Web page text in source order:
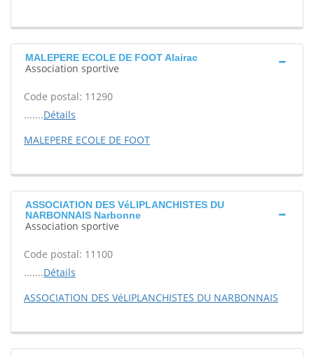
MALEPERE ECOLE DE FOOT Alairac
Association sportive
Code postal: 11290
.......Détails
MALEPERE ECOLE DE FOOT
ASSOCIATION DES VéLIPLANCHISTES DU
NARBONNAIS Narbonne
Association sportive
Code postal: 11100
.......Détails
ASSOCIATION DES VéLIPLANCHISTES DU NARBONNAIS